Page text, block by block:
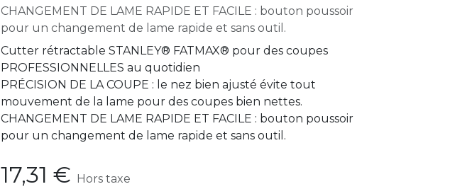
CHANGEMENT DE LAME RAPIDE ET FACILE : bouton poussoir
pour un changement de lame rapide et sans outil.
Cutter rétractable STANLEY® FATMAX® pour des coupes
PROFESSIONNELLES au quotidien
PRÉCISION DE LA COUPE : le nez bien ajusté évite tout
mouvement de la lame pour des coupes bien nettes.
CHANGEMENT DE LAME RAPIDE ET FACILE : bouton poussoir
pour un changement de lame rapide et sans outil.
17,31 € Hors taxe